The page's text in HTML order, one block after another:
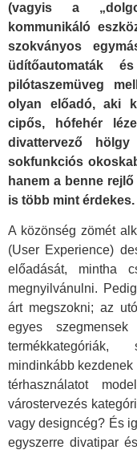
(vagyis a
kommunikáló
szokványos
üdítőautomaták
pilótaszemüveg
olyan előadó, aki
cipős, hófehér
divattervező
sokfunkciós
hanem a benne
is több mint érdekes.
A közönség zömét
(User Experience)
előadását, mintha
megnyilvánulni.
árt megszokni; az
egyes
mindinkább
térhasználatot
várostervezés
vagy designcég? És
egyszerre divatipar